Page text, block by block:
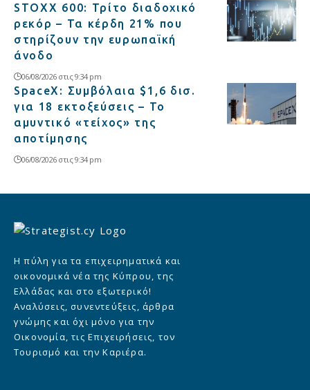
STOXX 600: Τρίτο διαδοχικό
ρεκόρ – Τα κέρδη 21% που
στηρίζουν την ευρωπαϊκή
άνοδο
06/08/2026 στις 9:34 pm
SpaceX: Συμβόλαια $1,6 δισ.
για 18 εκτοξεύσεις – Το
αμυντικό «τείχος» της
αποτίμησης
06/08/2026 στις 9:34 pm
Η πύλη για τα επιχειρηματικά και
οικονομικά νέα της Κύπρου, της
Ελλάδας και στο εξωτερικό!
Αναλύσεις, συνεντεύξεις, άρθρα
γνώμης και όχι μόνο για την
Οικονομία, τις Επιχειρήσεις, τον
Τουρισμό και την Καριέρα.